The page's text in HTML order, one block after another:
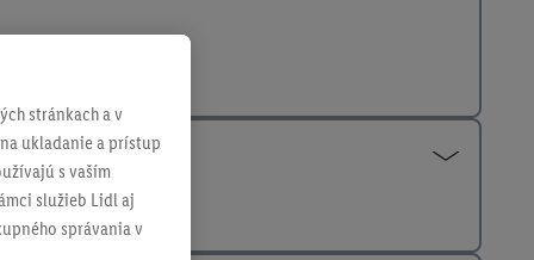
stránkach a v
ukladanie a prístup
s vaším
služieb Lidl aj
správania v